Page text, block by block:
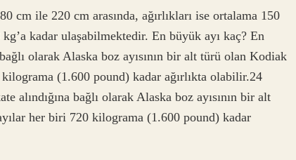
cm ile 220 cm arasında, ağırlıkları ise ortalama 150
kadar ulaşabilmektedir. En büyük ayı kaç? En
olarak Alaska boz ayısının bir alt türü olan Kodiak
kilograma (1.600 pound) kadar ağırlıkta olabilir.24
bağlı olarak Alaska boz ayısının bir alt
her biri 720 kilograma (1.600 pound) kadar